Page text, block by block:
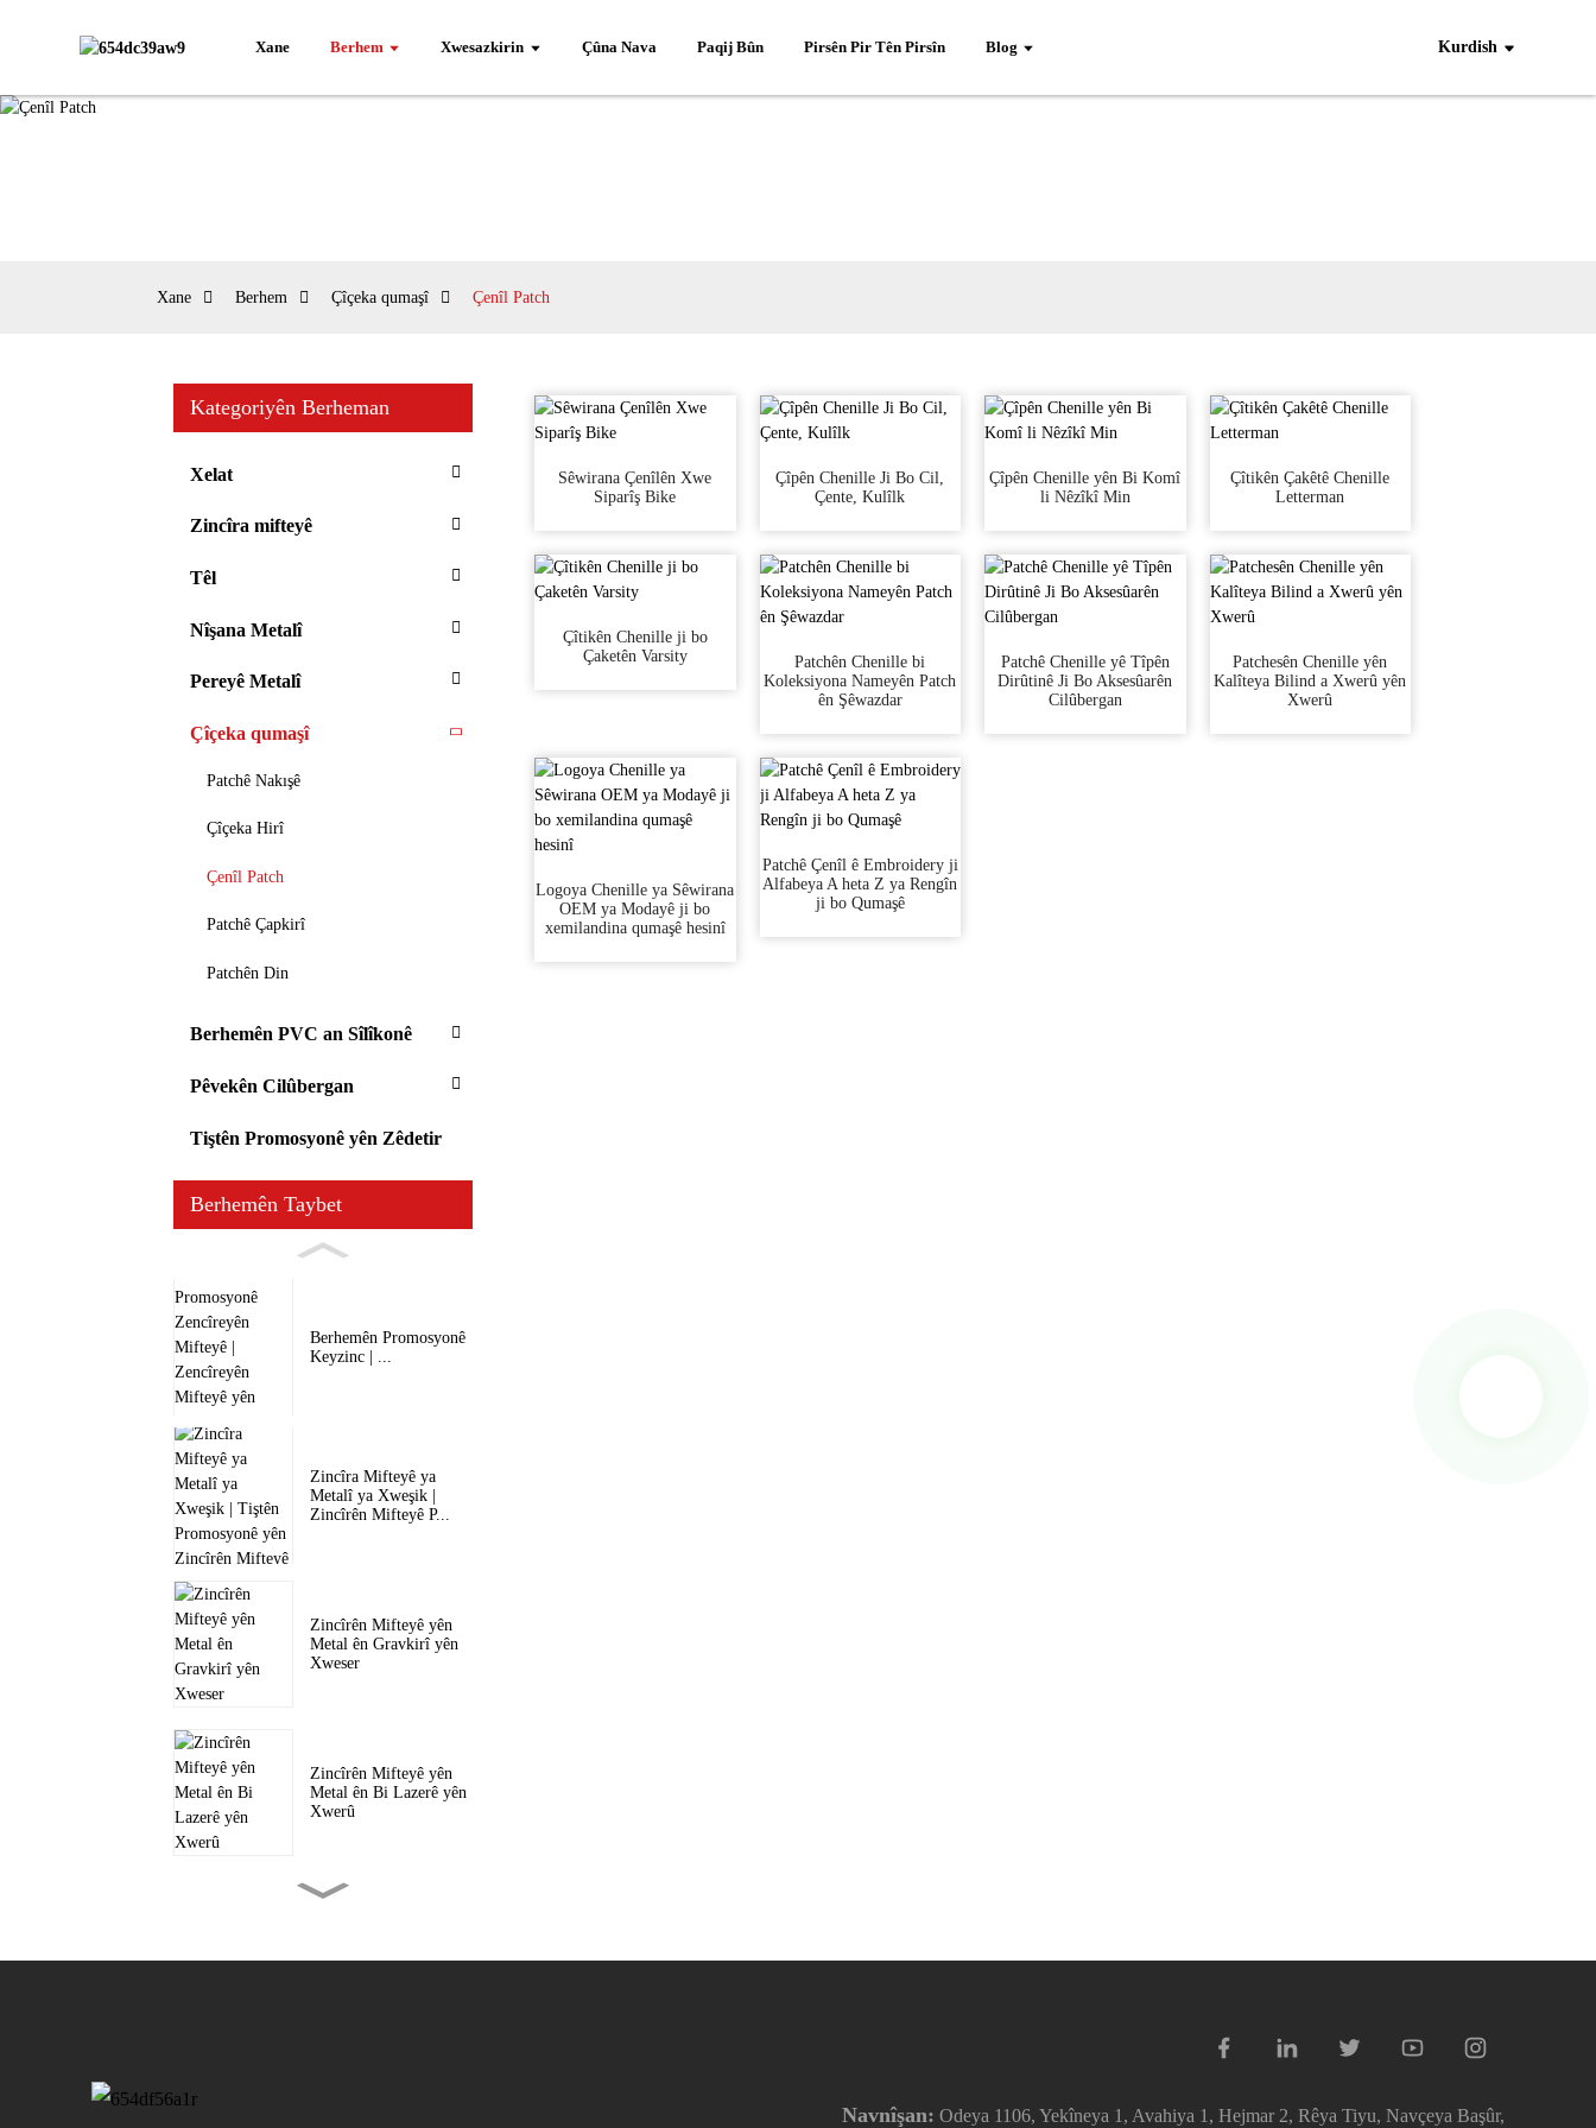
Xane Berhem Xwesazkirin Çûna Nava Paqij Bûn Pirsên Pir Tên Pirsîn Blog Kurdish
Xane Berhem Çîçeka qumaşî Çenîl Patch
Kategoriyên Berheman
Xelat
Zincîra mifteyê
Têl
Nîşana Metalî
Pereyê Metalî
Çîçeka qumaşî
Patchê Nakışê
Çîçeka Hirî
Çenîl Patch
Patchê Çapkirî
Patchên Din
Berhemên PVC an Sîlîkonê
Pêvekên Cilûbergan
Tiştên Promosyonê yên Zêdetir
Berhemên Taybet
Berhemên Promosyonê
Keyzinc | ...
Zincîra Mifteyê ya
Metalî ya Xweşik |
Zincîrên Mifteyê P...
Zincîrên Mifteyê yên
Metal ên Gravkirî yên
Xweser
Zincîrên Mifteyê yên
Metal ên Bi Lazerê yên
Xwerû
Sêwirana Çenîlên Xwe
Siparîş Bike
Çîpên Chenille Ji Bo Cil,
Çente, Kulîlk
Çîpên Chenille yên Bi Komî
li Nêzîkî Min
Çîtikên Çakêtê Chenille
Letterman
Çîtikên Chenille ji bo
Çaketên Varsity
Patchên Chenille bi
Koleksiyona Nameyên Patch
ên Şêwazdar
Patchê Chenille yê Tîpên
Dirûtinê Ji Bo Aksesûarên
Cilûbergan
Patchesên Chenille yên
Kalîteya Bilind a Xwerû yên
Xwerû
Logoya Chenille ya Sêwirana
OEM ya Modayê ji bo
xemilandina qumaşê hesinî
Patchê Çenîl ê Embroidery ji
Alfabeya A heta Z ya Rengîn
ji bo Qumaşê
Navnîşan: Odeya 1106, Yekîneya 1, Avahiya 1, Hejmar 2, Rêya Tiyu, Navçeya Başûr,